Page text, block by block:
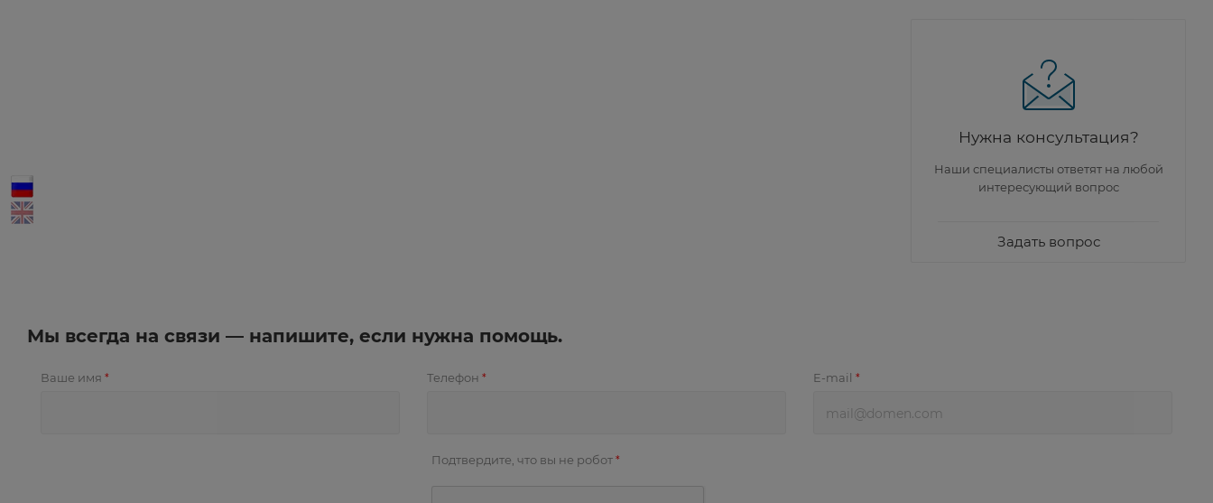
Нужна консультация?
Наши специалисты ответят на любой
интересующий вопрос
Задать вопрос
Мы всегда на связи — напишите, если нужна помощь.
Ваше имя* Телефон* E-mail *
Подтвердите, что вы не робот *